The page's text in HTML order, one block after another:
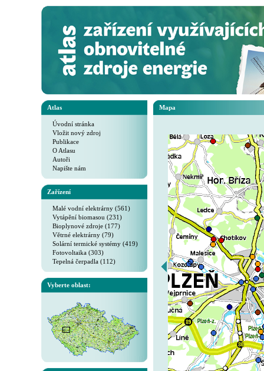
Atlas
Úvodní stránka
Vložit nový zdroj
Publikace
O Atlasu
Autoři
Napište nám
Zařízení
Malé vodní elektrárny (561)
Vytápění biomasou (231)
Bioplynové zdroje (177)
Větrné elektrárny (79)
Solární termické systémy (419)
Fotovoltaika (303)
Tepelná čerpadla (112)
Vyberte oblast:
Mapa